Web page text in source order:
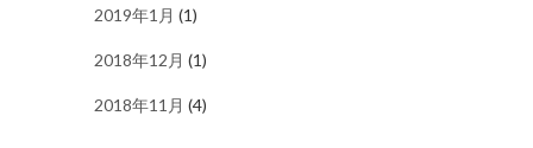
2019年1月 (1)
2018年12月 (1)
2018年11月 (4)